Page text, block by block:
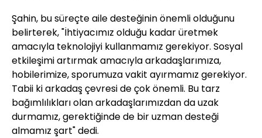
Şahin, bu süreçte aile desteğinin önemli olduğunu
belirterek, "İhtiyacımız olduğu kadar üretmek
amacıyla teknolojiyi kullanmamız gerekiyor. Sosyal
etkileşimi artırmak amacıyla arkadaşlarımıza,
hobilerimize, sporumuza vakit ayırmamız gerekiyor.
Tabii ki arkadaş çevresi de çok önemli. Bu tarz
bağımlılıkları olan arkadaşlarımızdan da uzak
durmamız, gerektiğinde de bir uzman desteği
almamız şart" dedi.